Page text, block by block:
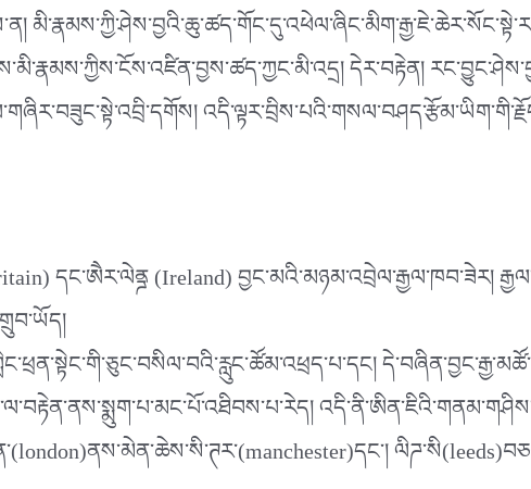
ཚད་ཀྱང་མི་འདྲ། དེར་བརྟེན།
དང་ཨཻར་ལེནྜ (Ireland) བྱང་མའི་མཉམ་འབྲེལ་རྒྱལ་ཁབ་ཟེར།